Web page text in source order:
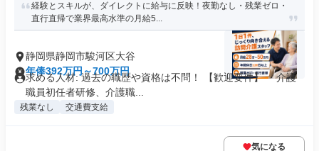
経験とスキルが、ダイレクトに給与に反映！夜勤なし・残業ゼロ・
直行直帰で業界最高水準の月給5...
静岡県静岡市駿河区大谷
年俸392万円～700万円
求める人材: 過去の職歴や資格は不問！ 【歓迎要件】 ・介護
職員初任者研修、介護職...
残業なし 交通費支給
気になる